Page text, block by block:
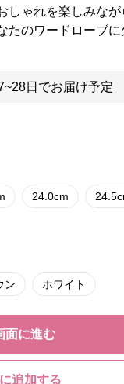
しゃれを楽しみなが
たのワードローブ
日でお届け予定
24.0cm
ン ホワイト
面に進む
追加する